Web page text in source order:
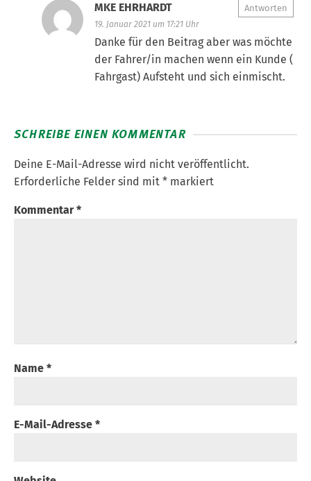
MKE EHRHARDT
19. Januar 2021 um 17:21 Uhr
Danke für den Beitrag aber was möchte
der Fahrer/in machen wenn ein Kunde (
Fahrgast) Aufsteht und sich einmischt.
Antworten
SCHREIBE EINEN KOMMENTAR
Deine E-Mail-Adresse wird nicht veröffentlicht.
Erforderliche Felder sind mit * markiert
Kommentar*
Name *
E-Mail-Adresse *